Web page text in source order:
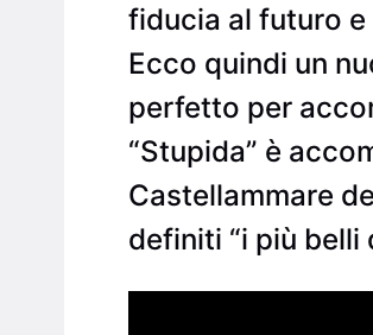
fiducia al futuro
Ecco quindi un
perfetto per
“Stupida” è
Castellammare
definiti “i più belli